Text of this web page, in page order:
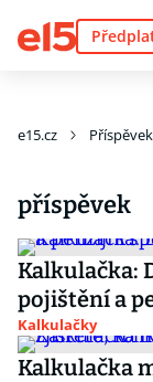
e15.cz Příspěvek
příspěvek
Kalkulačka:
pojištění a
Kalkulačky
Kalkulačka